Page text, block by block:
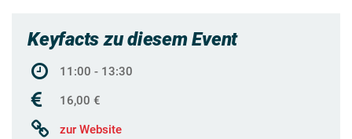
Keyfacts zu diesem Event
11:00 - 13:30
16,00 €
zur Website